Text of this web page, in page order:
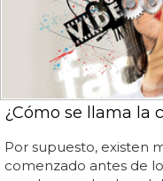
¿Cómo se llama la
Por supuesto, existen
comenzado antes de